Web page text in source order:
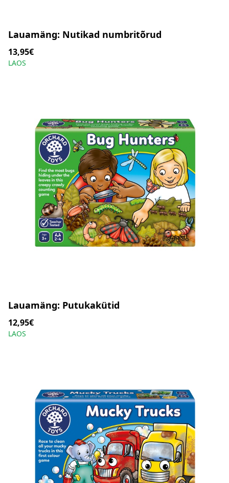
Lauamäng: Nutikad numbritõrud
13,95€
LAOS
Lauamäng: Putukakütid
12,95€
LAOS